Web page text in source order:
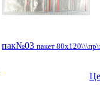
пак№03 пакет